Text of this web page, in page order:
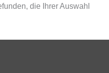
die Ihrer Auswahl